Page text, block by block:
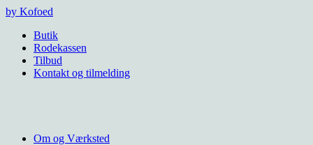
Videre
indhold
by Kofoed
Butik
Rodekassen
Tilbud
Kontakt og tilmelding
Om og Værksted